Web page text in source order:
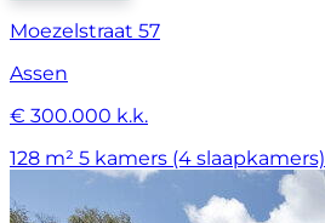
Moezelstraat 57
Assen
€ 300.000 k.k.
128 m² 5 kamers (4 slaapkamers)